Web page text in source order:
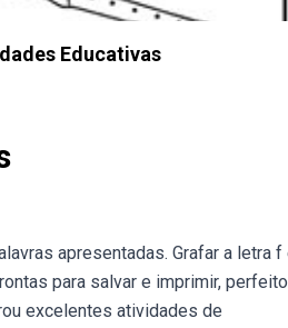
Educativas
apresentadas. Grafar a letra f
para salvar e imprimir,
excelentes atividades de